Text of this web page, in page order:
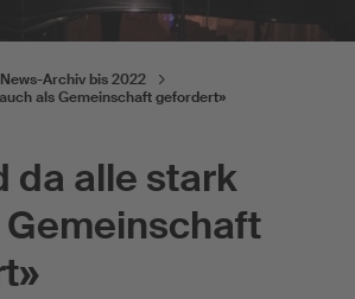
da alle stark
News-Archiv bis 2022
als Gemeinschaft gefordert»